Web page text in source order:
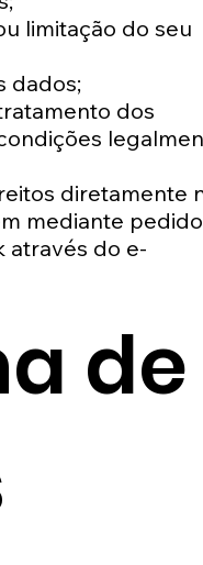
limitação do seu
dados;
dos
diretamente
mediante pedido
através do e-
de